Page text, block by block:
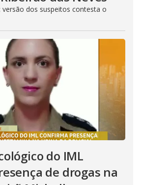
versão dos suspeitos contesta o
do IML
de drogas na